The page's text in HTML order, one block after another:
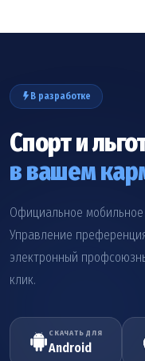
В разработке
Спорт и
в вашем
Официальное
Управление
электронный
клик.
СКАЧАТЬ ДЛЯ
Android